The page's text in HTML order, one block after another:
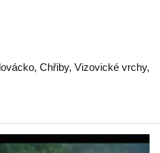
, Chřiby, Vizovické vrchy,